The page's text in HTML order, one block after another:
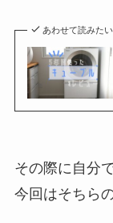
あわせて読みたい
その際に自分
今回はそちら